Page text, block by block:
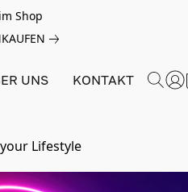
Shop
UNS KONTAKT
Lifestyle